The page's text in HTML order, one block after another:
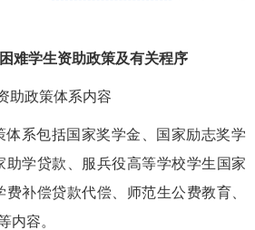
难学生资助政策及有关程序
助政策体系内容
体系包括国家奖学金、国家励志奖学
助学贷款、服兵役高等学校学生国家
补偿贷款代偿、师范生公费教育、
内容。